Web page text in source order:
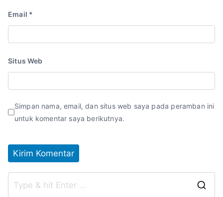
Email *
Situs Web
Simpan nama, email, dan situs web saya pada peramban ini
untuk komentar saya berikutnya.